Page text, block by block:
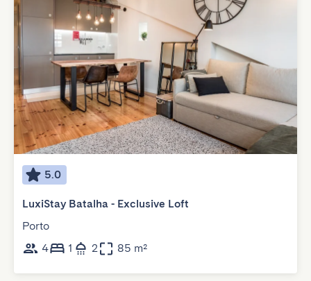
5.0
LuxiStay Batalha - Exclusive Loft
Porto
4
1 2 85 m²